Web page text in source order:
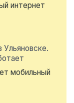
интернет
Ульяновске.
мобильный